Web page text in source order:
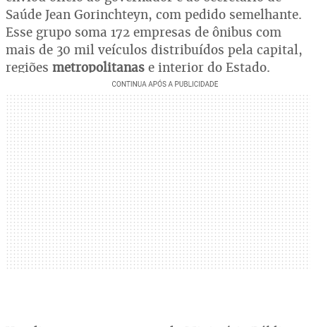
Saúde Jean Gorinchteyn, com pedido semelhante.
Esse grupo soma 172 empresas de ônibus com
mais de 30 mil veículos distribuídos pela capital,
regiões metropolitanas e interior do Estado.